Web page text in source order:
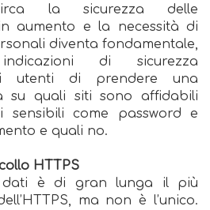
la sicurezza delle
aumento e la necessità di
diventa fondamentale,
di sicurezza
utenti di prendere una
su quali siti sono affidabili
sensibili come password e
e quali no.
HTTPS
dati è di gran lunga il più
ma non è l’unico.